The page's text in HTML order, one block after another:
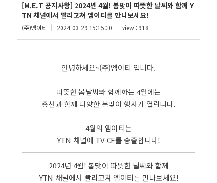
[M.E.T 공지사항] 2024년 4월! 봄맞이 따뜻한 날씨와 함께 Y
TN 채널에서 빨리고쳐 엠이티를 만나보세요!
(주)엠이티 2024-03-29 15:15:30 view : 918
안녕하세요~(주)엠이티 입니다.
따뜻한 봄날씨와 함께하는 4월에는
총선과 함께 다양한 봄맞이 행사가 열립니다.
4월의 엠이티는
YTN 채널에 TV CF를 송출합니다!
2024년 4월! 봄맞이 따뜻한 날씨와 함께
YTN 채널에서 빨리고쳐 엠이티를 만나보세요!